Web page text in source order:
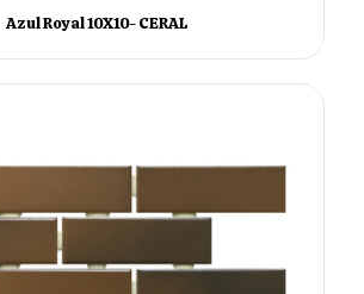
Azul Royal 10X10- CERAL